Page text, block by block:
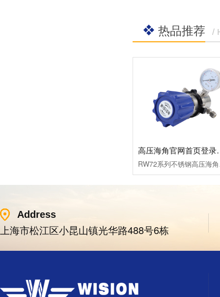
热品推荐 /
高压海
RW72系列不
Address
上海市松江区小昆山镇光华路488号6栋